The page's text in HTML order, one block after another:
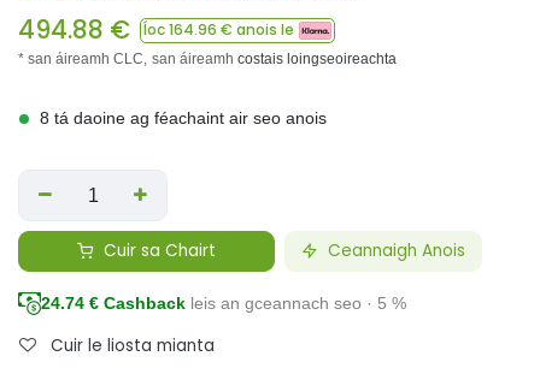
494.88 € Íoc164.96 € anois le
* san áireamh CLC, san áireamh costais loingseoireachta
8 tá daoine ag féachaint air seo anois
Cuir sa Chairt Ceannaigh Anois
24.74 € Cashback leis an gceannach seo · 5 %
Cuir le liosta mianta